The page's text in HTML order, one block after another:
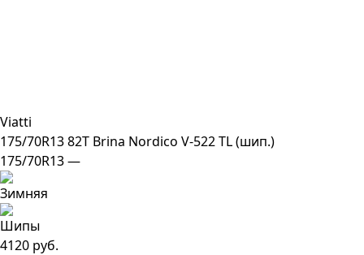
Viatti
175/70R13 82T Brina Nordico V-522 TL (шип.)
175/70R13 —
4120 руб.